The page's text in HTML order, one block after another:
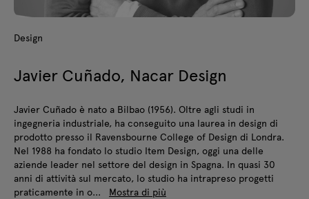
Design
Javier Cuñado, Nacar Design
Javier Cuñado è nato a Bilbao (1956). Oltre agli studi in
ingegneria industriale, ha conseguito una laurea in design di
prodotto presso il Ravensbourne College of Design di Londra.
Nel 1988 ha fondato lo studio Item Design, oggi una delle
aziende leader nel settore del design in Spagna. In quasi 30
anni di attività sul mercato, lo studio ha intrapreso progetti
praticamente in o...
Mostra di più